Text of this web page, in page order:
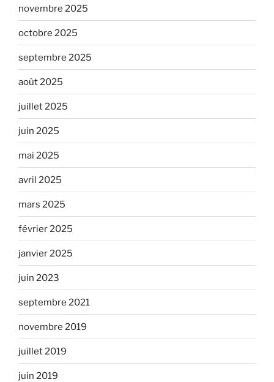
novembre 2025
octobre 2025
septembre 2025
août 2025
juillet 2025
juin 2025
mai 2025
avril 2025
mars 2025
février 2025
janvier 2025
juin 2023
septembre 2021
novembre 2019
juillet 2019
juin 2019